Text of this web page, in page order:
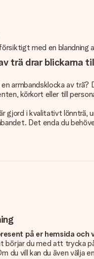
med en
trä drar blickarna
armbandsklocka av
körkort eller till
gjord i kvalitativt lönnträ,
Det enda du
på er hemsida
börjar du med att trycka
du vill kan du även välja